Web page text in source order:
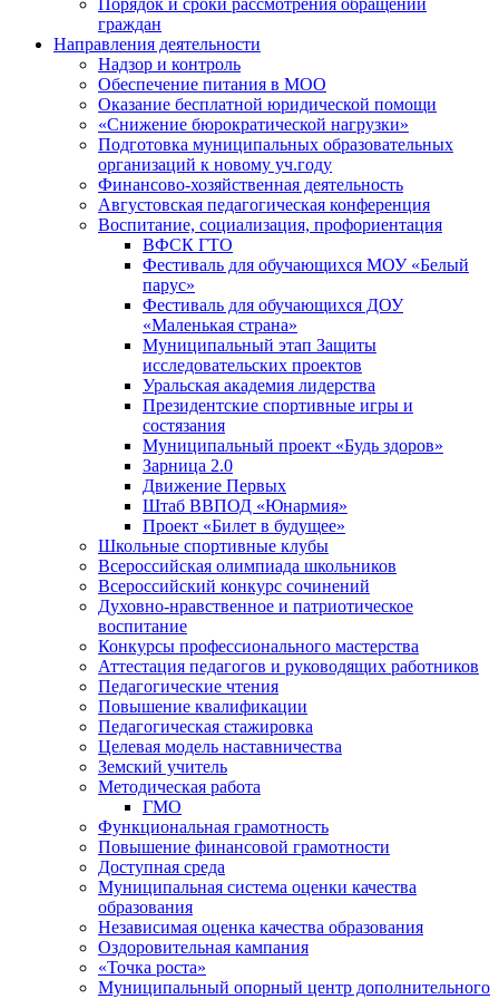
Порядок и сроки рассмотрения обращений
граждан
Направления деятельности
Надзор и контроль
Обеспечение питания в МОО
Оказание бесплатной юридической помощи
«Снижение бюрократической нагрузки»
Подготовка муниципальных образовательных
организаций к новому уч.году
Финансово-хозяйственная деятельность
Августовская педагогическая конференция
Воспитание, социализация, профориентация
ВФСК ГТО
Фестиваль для обучающихся МОУ «Белый
парус»
Фестиваль для обучающихся ДОУ
«Маленькая страна»
Муниципальный этап Защиты
исследовательских проектов
Уральская академия лидерства
Президентские спортивные игры и
состязания
Муниципальный проект «Будь здоров»
Зарница 2.0
Движение Первых
Штаб ВВПОД «Юнармия»
Проект «Билет в будущее»
Школьные спортивные клубы
Всероссийская олимпиада школьников
Всероссийский конкурс сочинений
Духовно-нравственное и патриотическое
воспитание
Конкурсы профессионального мастерства
Аттестация педагогов и руководящих работников
Педагогические чтения
Повышение квалификации
Педагогическая стажировка
Целевая модель наставничества
Земский учитель
Методическая работа
ГМО
Функциональная грамотность
Повышение финансовой грамотности
Доступная среда
Муниципальная система оценки качества
образования
Независимая оценка качества образования
Оздоровительная кампания
«Точка роста»
Муниципальный опорный центр дополнительного